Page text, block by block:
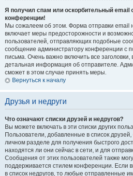
Я получил спам или оскорбительный email
конференции!
Мы сожалеем об этом. Форма отправки email
включает меры предосторожности и
пользователей, отправляющих подобные
сообщение администратору конференции с
письма. Очень важно включить все заголовки,
детальная информация об отправителе.
сможет в этом случае принять меры.
Вернуться к началу
Друзья и недруги
Что означают списки друзей и недругов?
Вы можете включать в эти списки других
Пользователи, добавленные в список
личном разделе для получения быстрого
находятся ли они сейчас в сети, и для
Сообщения от этих пользователей также
поддерживается стилем конференции. Если
в список недругов, то любые отправленные